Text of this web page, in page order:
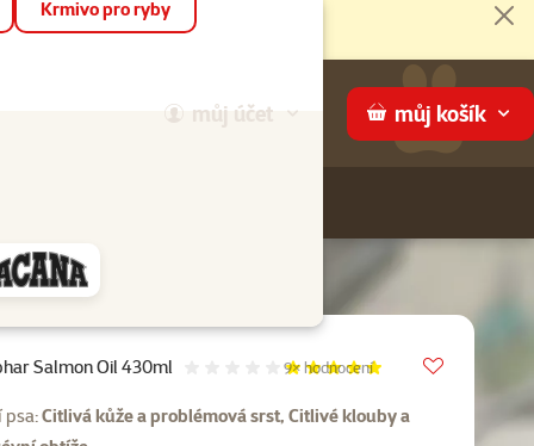
můj účet můj košík
Krmivo pro ryby
Salmon Oil 430ml Hodnocení 98%, počet hodnocení:
9× hodnocení
psa:Citlivá kůže a problémová srst, Citlivé klouby a